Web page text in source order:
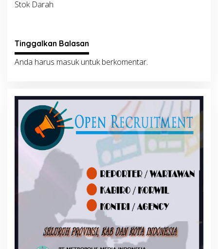
Stok Darah
Tinggalkan Balasan
Anda harus masukuntuk berkomentar.